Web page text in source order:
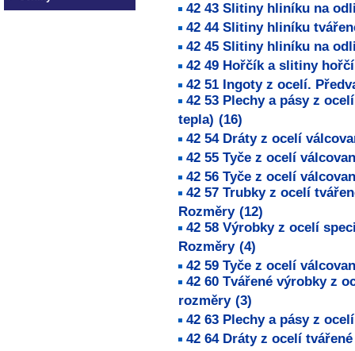
42 43 Slitiny hliníku na
42 44 Slitiny hliníku
42 45 Slitiny hliníku na
42 49 Hořčík a slitiny
42 51 Ingoty z ocelí.
42 53 Plechy a pásy z
tepla) (16)
42 54 Dráty z ocelí
42 55 Tyče z ocelí
42 56 Tyče z ocelí
42 57 Trubky z ocelí
Rozměry (12)
42 58 Výrobky z ocelí
Rozměry (4)
42 59 Tyče z ocelí
42 60 Tvářené výrobky z
rozměry (3)
42 63 Plechy a pásy z
42 64 Dráty z ocelí